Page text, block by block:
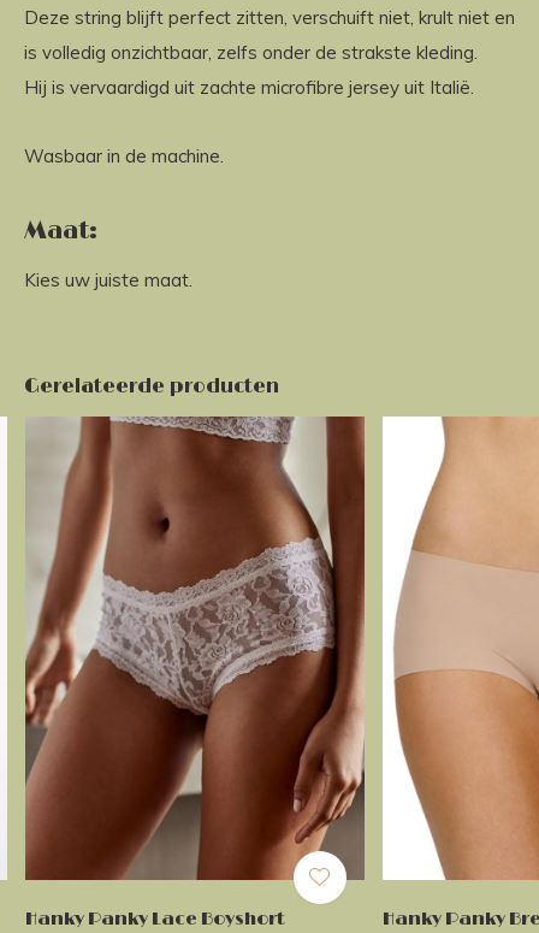
Deze string blijft perfect zitten, verschuift niet, krult niet en
is volledig onzichtbaar, zelfs onder de strakste kleding.
Hij is vervaardigd uit zachte microfibre jersey uit Italië.
Wasbaar in de machine.
Maat:
Kies uw juiste maat.
Gerelateerde producten
Hanky Panky Lace Boyshort
Hanky Panky